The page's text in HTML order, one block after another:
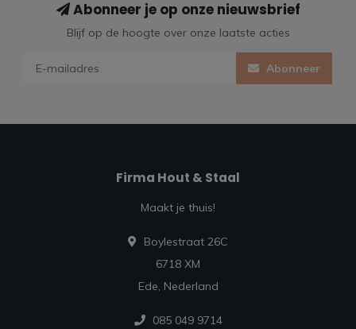
Abonneer je op onze nieuwsbrief
Blijf op de hoogte over onze laatste acties
Abonneer
Firma Hout & Staal
Maakt je thuis!
Boylestraat 26C
6718 XM
Ede, Nederland
085 049 9714